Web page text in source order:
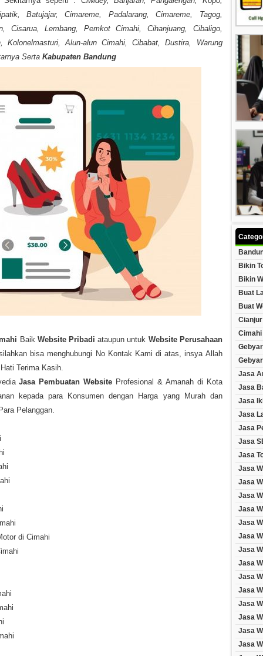
Batujajar, Cimareme, Padalarang, Cimareme, Tagog,
Cisarua, Lembang, Pemkot Cimahi, Cihanjuang, Cibaligo,
Kolonelmasturi, Alun-alun Cimahi, Cibabat, Dustira, Warung
Serta Kabupaten Bandung
Baik Website Pribadi ataupun untuk Website Perusahaan
bisa menghubungi No Kontak Kami di atas, insya Allah
Terima Kasih.
Jasa Pembuatan Website Profesional & Amanah di Kota
kepada para Konsumen dengan Harga yang Murah dan
Pelanggan.
di Cimahi
Bikin
Bikin
Buat
Buat
Jasa
Jasa
Jasa
Jasa
Jasa
Jasa
Jasa
Jasa
Jasa
Jasa
Jasa
Jasa
Jasa
Jasa
Jasa
Jasa
Jasa
Jasa
Jasa
Jasa
Jasa